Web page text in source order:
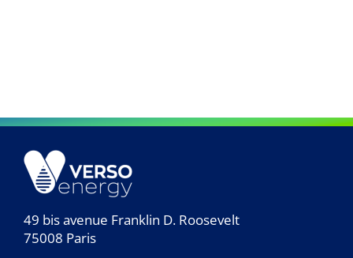
49 bis avenue Franklin D. Roosevelt
75008 Paris